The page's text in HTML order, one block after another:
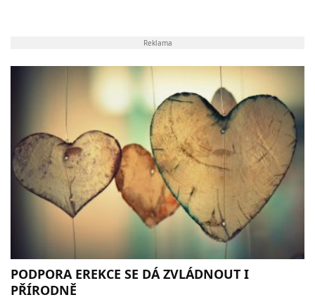
Reklama
PODPORA EREKCE SE DÁ ZVLÁDNOUT I
PŘÍRODNĚ